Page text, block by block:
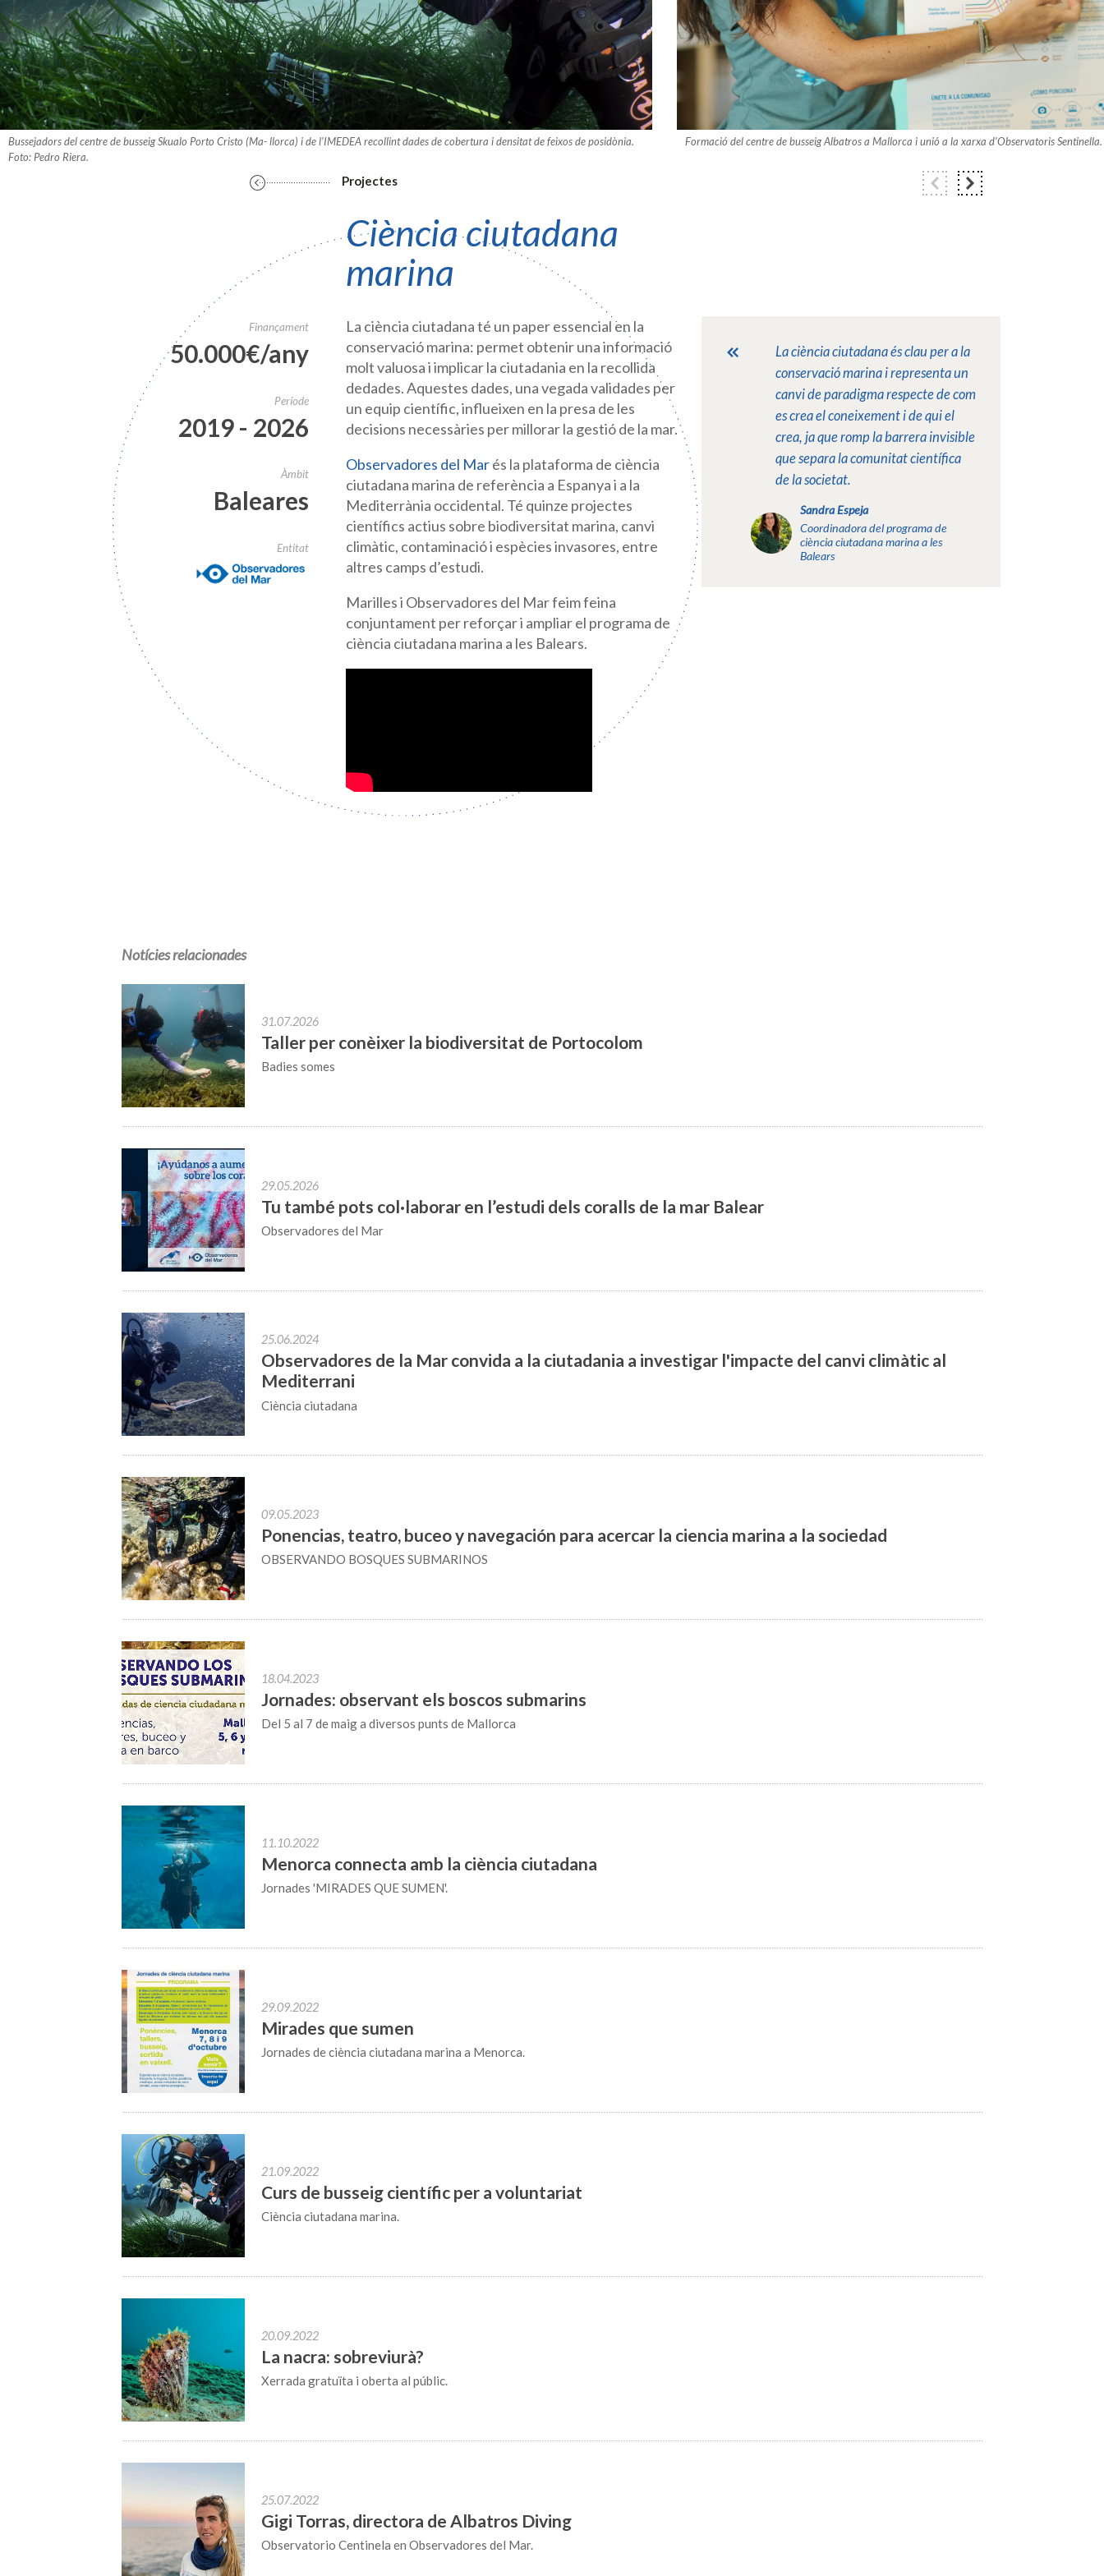
Bussejadors del centre de busseig Skualo Porto Cristo (Ma- llorca) i de l’IMEDEA recollint dades de cobertura i densitat de feixos de posidònia.
Foto: Pedro Riera.
Formació del centre de busseig Albatros a Mallorca i unió a la xarxa d'Observatoris
Projectes
Ciència ciutadana
marina
Finançament
50.000€/any
Període
2019 - 2026
Àmbit
Baleares
Entitat
La ciència ciutadana té un paper essencial en la
conservació marina: permet obtenir una informació
molt valuosa i implicar la ciutadania en la recollida
dedades. Aquestes dades, una vegada validades per
un equip científic, influeixen en la presa de les
decisions necessàries per millorar la gestió de la mar.
Observadores del Marés la plataforma de ciència
ciutadana marina de referència a Espanya i a la
Mediterrània occidental. Té quinze projectes
científics actius sobre biodiversitat marina, canvi
climàtic, contaminació i espècies invasores, entre
altres camps d’estudi.
Marilles i Observadores del Mar feim feina
conjuntament per reforçar i ampliar el programa de
ciència ciutadana marina a les Balears.
La ciència ciutadana és clau per a la
conservació marina i representa un
canvi de paradigma respecte de com
es crea el coneixement i de qui el
crea, ja que romp la barrera invisible
que separala comunitat científica
de lasocietat.
Sandra Espeja
Coordinadora del programa de
ciència ciutadana marina a les
Balears
Notícies relacionades
31.07.2026
Taller per conèixer la biodiversitat de Portocolom
Badies somes
29.05.2026
Tu també pots col·laborar en l’estudi dels coralls de la mar Balear
Observadores del Mar
25.06.2024
Observadores de la Mar convida a la ciutadania a investigar l'impacte del canvi climàtic al
Mediterrani
Ciència ciutadana
09.05.2023
Ponencias, teatro, buceo y navegación para acercar la ciencia marina a la sociedad
OBSERVANDO BOSQUES SUBMARINOS
18.04.2023
Jornades: observant els boscos submarins
Del 5 al 7 de maig a diversos punts de Mallorca
11.10.2022
Menorca connecta amb la ciència ciutadana
Jornades 'MIRADES QUE SUMEN'.
29.09.2022
Mirades que sumen
Jornades de ciència ciutadana marina a Menorca.
21.09.2022
Curs de busseig científic per a voluntariat
Ciència ciutadana marina.
20.09.2022
La nacra: sobreviurà?
Xerrada gratuïta i oberta al públic.
25.07.2022
Gigi Torras, directora de Albatros Diving
Observatorio Centinela en Observadores del Mar.